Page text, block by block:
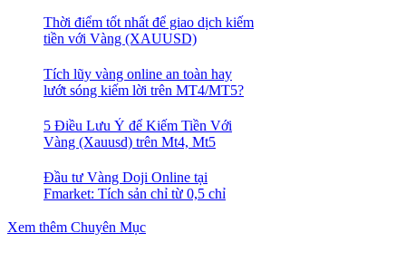
Thời điểm tốt nhất để giao dịch kiếm
tiền với Vàng (XAUUSD)
Tích lũy vàng online an toàn hay
lướt sóng kiếm lời trên MT4/MT5?
5 Điều Lưu Ý để Kiếm Tiền Với
Vàng (Xauusd) trên Mt4, Mt5
Đầu tư Vàng Doji Online tại
Fmarket: Tích sản chỉ từ 0,5 chỉ
Xem thêm Chuyên Mục